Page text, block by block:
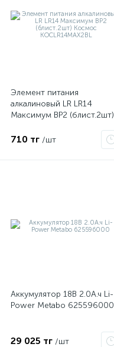
Элемент питания
алкалиновый LR LR14
Максимум BP2 (блист.2шт)
710 тг /шт
Аккумулятор 18В 2.0А.ч Li-
Power Metabo 625596000
29 025 тг /шт